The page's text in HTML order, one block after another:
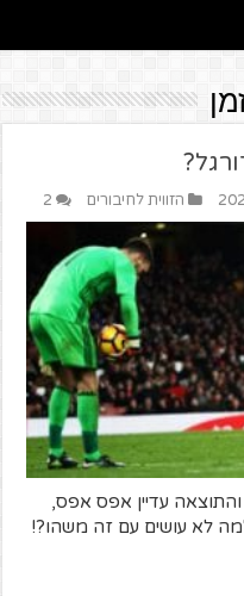
הזווית לחיבורים 2
והתוצאה עדיין אפס אפס,
לא עושים עם זה משהו?!